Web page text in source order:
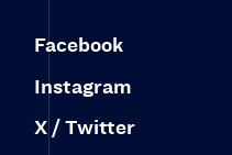
Facebook
Instagram
X / Twitter